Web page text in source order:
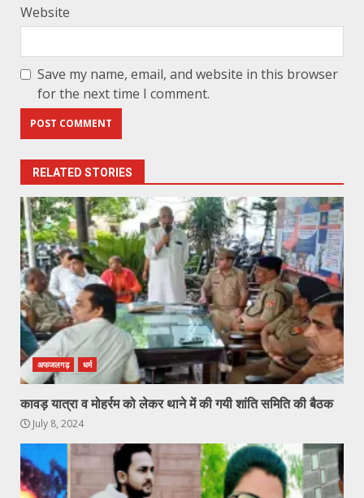
Website
Save my name, email, and website in this browser
for the next time I comment.
RELATED STORIES
अफजलगढ़ धर्म
कावड़ यात्रा व मोहर्रम को लेकर थाने में की गयी शांति समिति की बैठक
July 8, 2024